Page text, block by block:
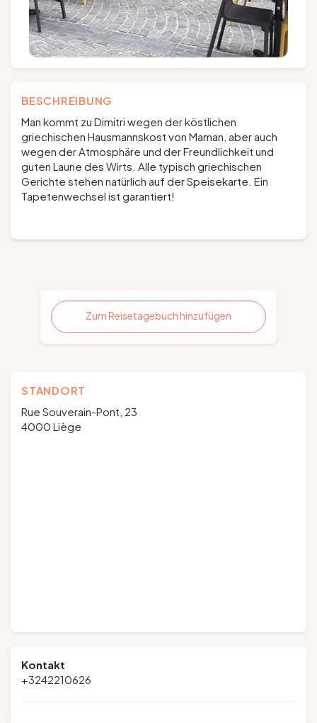
EN NL DE
BESCHREIBUNG
Man kommt zu Dimitri wegen der köstlichen
griechischen Hausmannskost von Maman, aber auch
wegen der Atmosphäre und der Freundlichkeit und
guten Laune des Wirts. Alle typisch griechischen
Gerichte stehen natürlich auf der Speisekarte. Ein
Tapetenwechsel ist garantiert!
Zum Reisetagebuch hinzufügen
STANDORT
Rue Souverain-Pont, 23
4000 Liège
Kontakt
+3242210626